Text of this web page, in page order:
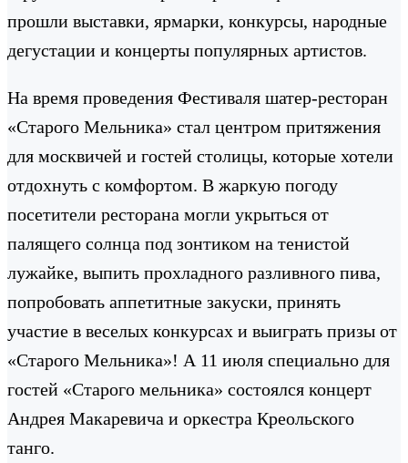
прошли выставки, ярмарки, конкурсы, народные
дегустации и концерты популярных артистов.
На время проведения Фестиваля шатер-ресторан
«Старого Мельника» стал центром притяжения
для москвичей и гостей столицы, которые хотели
отдохнуть с комфортом. В жаркую погоду
посетители ресторана могли укрыться от
палящего солнца под зонтиком на тенистой
лужайке, выпить прохладного разливного пива,
попробовать аппетитные закуски, принять
участие в веселых конкурсах и выиграть призы от
«Старого Мельника»! А 11 июля специально для
гостей «Старого мельника» состоялся концерт
Андрея Макаревича и оркестра Креольского
танго.